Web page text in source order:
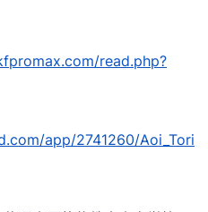
read.php?
app/2741260/Aoi_Tori